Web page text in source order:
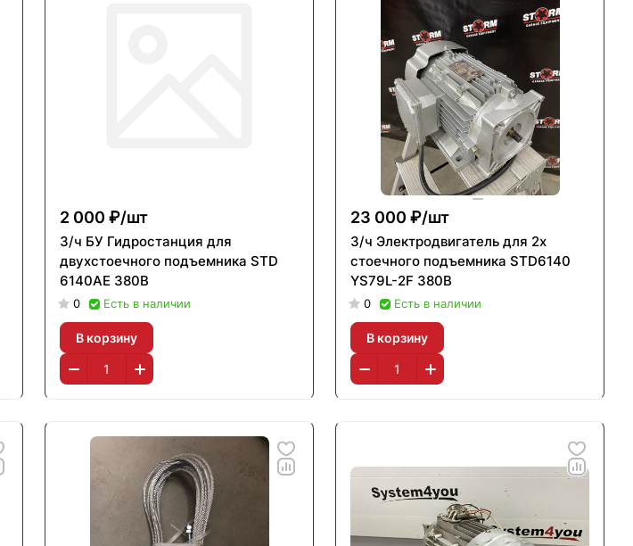
2 000 ₽/шт
З/ч БУ Гидростанция для
двухстоечного подъемника STD
6140AE 380В
0 Есть в наличии
В корзину
23 000 ₽/шт
З/ч Электродвигатель для 2х
стоечного подъемника STD6140
YS79L-2F 380В
0 Есть в наличии
В корзину